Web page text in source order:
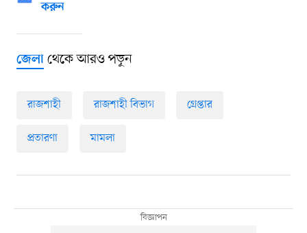
করুন
জেলাথেকে আরও পড়ুন
রাজশাহী রাজশাহী বিভাগ গ্রেপ্তার
প্রতারণা মামলা